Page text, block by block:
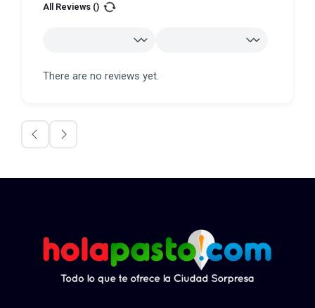
All Reviews ()
There are no reviews yet.